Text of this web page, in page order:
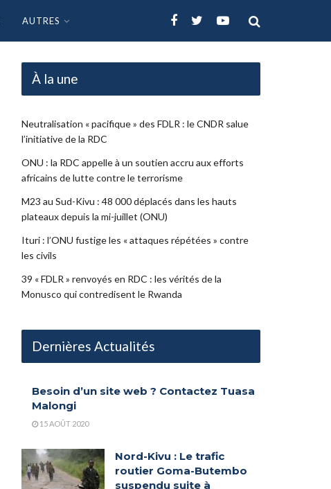
AUTRES
À la une
Neutralisation « pacifique » des FDLR : le CNDR salue
l’initiative de la RDC
ONU : la RDC appelle à un soutien accru aux efforts
africains de lutte contre le terrorisme
M23 au Sud-Kivu : 48 000 déplacés dans les hauts
plateaux depuis la mi-juillet (ONU)
Ituri : l’ONU fustige les « attaques répétées » contre
les civils
39 « FDLR » renvoyés en RDC : les vérités de la
Monusco qui contredisent le Rwanda
Dernières Actualités
Besoin d’un site web ? Contactez Tuasa
Malongi
15 AOÛT 2020
Nord-Kivu : Le trafic
routier Goma-Butembo
suspendu suite à